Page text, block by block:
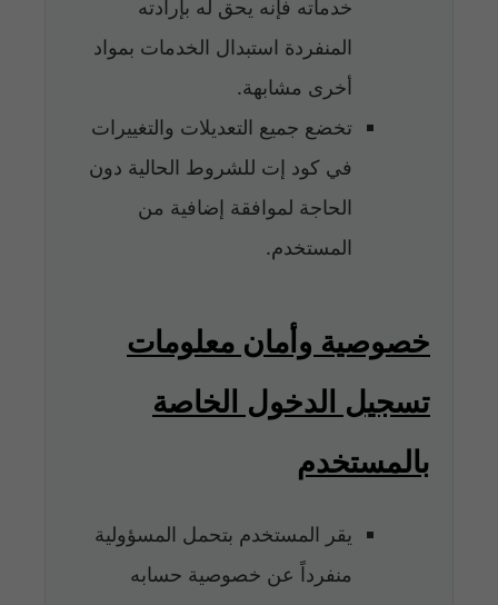
خدماته فإنه يحق له بإرادته
المنفردة استبدال الخدمات بمواد
أخرى مشابهة.
تخضع جميع التعديلات والتغييرات
في كود إت للشروط الحالية دون
الحاجة لموافقة إضافية من
المستخدم.
خصوصية وأمان معلومات
تسجيل الدخول الخاصة
بالمستخدم
يقر المستخدم بتحمل المسؤولية
منفرداً عن خصوصية حسابه